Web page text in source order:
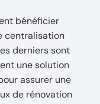
bénéficier
centralisation
derniers sont
une solution
assurer une
de rénovation